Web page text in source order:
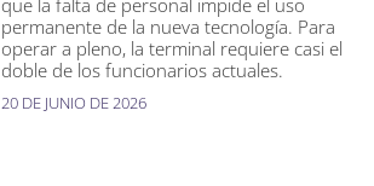
que la falta de personal impide el uso
permanente de la nueva tecnología. Para
operar a pleno, la terminal requiere casi el
doble de los funcionarios actuales.
20 DE JUNIO DE 2026